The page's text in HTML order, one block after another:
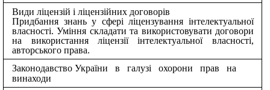
Види ліцензій і ліцензійних договорів
Придбання знань у сфері ліцензування інтелектуальної
власності. Уміння складати та використовувати договори
на використання ліцензії інтелектуальної власності,
авторського права.
Законодавство України в галузі охорони прав на
винаходи